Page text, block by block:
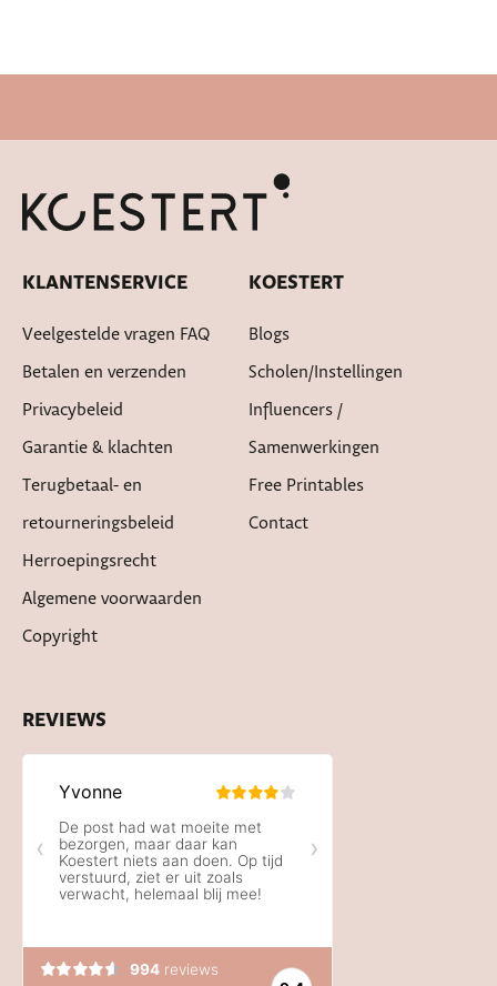
KLANTENSERVICE
Veelgestelde vragen FAQ
Betalen en verzenden
Privacybeleid
Garantie & klachten
Terugbetaal- en
retourneringsbeleid
Herroepingsrecht
Algemene voorwaarden
Copyright
KOESTERT
Blogs
Scholen/instellingen
Influencers /
Samenwerkingen
Free Printables
Contact
REVIEWS